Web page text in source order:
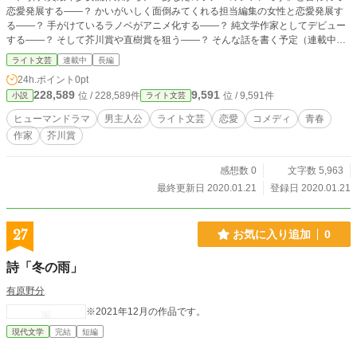
恋愛発展する――？ かいがいしく面倒みてくれる担当編集の女性と恋愛発展す
る――？ 手がけているラノベがアニメ化する――？ 純文学作家としてデビュー
する――？ そして芥川賞や直樹賞を狙う――？ そんな話を書く予定（連載中に
変わるかもですが）
ライト文芸 連載中 長編
24h.ポイント 0pt
小説 228,589 位 / 228,589件 ライト文芸 9,591 位 / 9,591件
ヒューマンドラマ 男主人公 ライト文芸 恋愛 コメディ
青春
作家
芥川賞
感想数 0
文字数 5,963
最終更新日 2020.01.21
登録日 2020.01.21
27 お気に入り追加 0
詩「冬の雨」
有原野分
※2021年12月の作品です。
現代文学 完結 短編